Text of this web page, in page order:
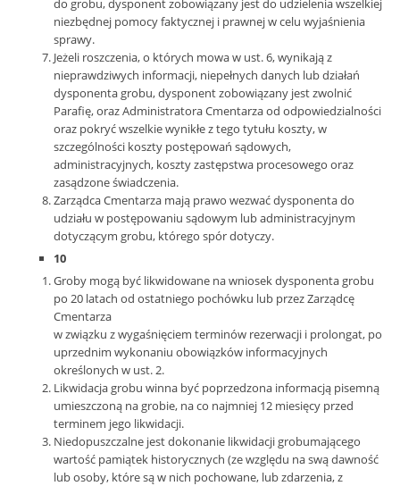
do grobu, dysponent zobowiązany jest do udzielenia wszelkiej
niezbędnej pomocy faktycznej i prawnej w celu wyjaśnienia
sprawy.
Jeżeli roszczenia, o których mowa w ust. 6, wynikają z
nieprawdziwych informacji, niepełnych danych lub działań
dysponenta grobu, dysponent zobowiązany jest zwolnić
Parafię, oraz Administratora Cmentarza od odpowiedzialności
oraz pokryć wszelkie wynikłe z tego tytułu koszty, w
szczególności koszty postępowań sądowych,
administracyjnych, koszty zastępstwa procesowego oraz
zasądzone świadczenia.
Zarządca Cmentarza mają prawo wezwać dysponenta do
udziału w postępowaniu sądowym lub administracyjnym
dotyczącym grobu, którego spór dotyczy.
10
Groby mogą być likwidowane na wniosek dysponenta grobu
po 20 latach od ostatniego pochówku lub przez Zarządcę
Cmentarza
w związku z wygaśnięciem terminów rezerwacji i prolongat, po
uprzednim wykonaniu obowiązków informacyjnych
określonych w ust. 2.
Likwidacja grobu winna być poprzedzona informacją pisemną
umieszczoną na grobie, na co najmniej 12 miesięcy przed
terminem jego likwidacji.
Niedopuszczalne jest dokonanie likwidacji grobumającego
wartość pamiątek historycznych (ze względu na swą dawność
lub osoby, które są w nich pochowane, lub zdarzenia, z